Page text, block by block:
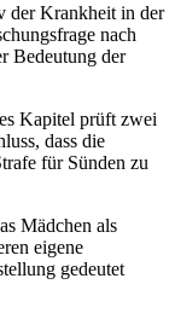
der Krankheit in der
nach
Bedeutung der
Kapitel prüft zwei
dass die
für Sünden zu
Mädchen als
eigene
gedeutet